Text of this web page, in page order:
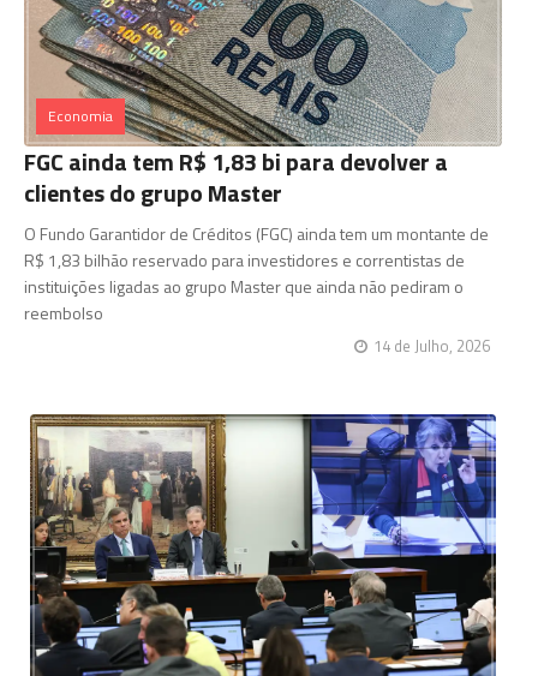
Economia
FGC ainda tem R$ 1,83 bi para devolver a
clientes do grupo Master
O Fundo Garantidor de Créditos (FGC) ainda tem um montante de
R$ 1,83 bilhão reservado para investidores e correntistas de
instituições ligadas ao grupo Master que ainda não pediram o
reembolso
14 de Julho, 2026